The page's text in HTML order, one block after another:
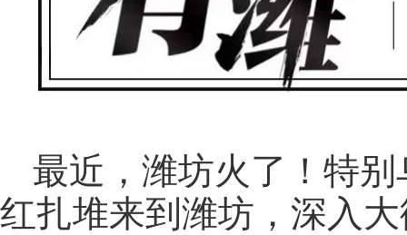
最近，潍坊火了！特
红扎堆来到潍坊，深入